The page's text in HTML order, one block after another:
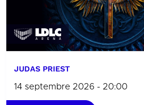
JUDAS PRIEST
14 septembre 2026 - 20:00